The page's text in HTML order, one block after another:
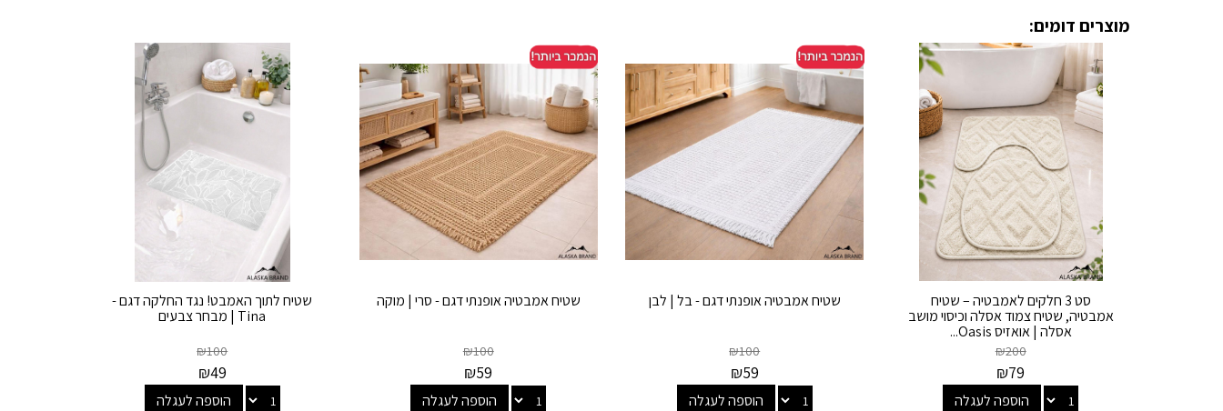
מוצרים דומים:
סט 3 חלקים לאמבטיה – שטיח
אמבטיה, שטיח צמוד אסלה וכיסוי מושב
אסלה | אואזיס Oasis...
₪200
₪79
הוספה לעגלה
שטיח אמבטיה אופנתי דגם - בל | לבן
₪100
₪59
הוספה לעגלה
שטיח אמבטיה אופנתי דגם - סרי | מוקה
₪100
₪59
הוספה לעגלה
שטיח לתוך האמבט! נגד החלקה דגם -
Tina | מבחר צבעים
₪100
₪49
הוספה לעגלה